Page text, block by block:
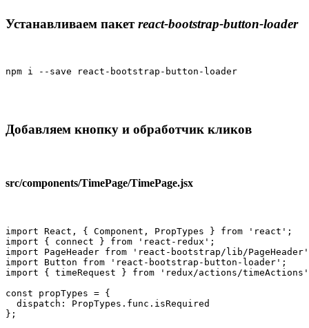
Устанавливаем пакетreact-bootstrap-button-loader
npm i --save react-bootstrap-button-loader
Добавляем кнопку и обработчик кликов
src/components/TimePage/TimePage.jsx
import React, { Component, PropTypes } from 'react';
import { connect } from 'react-redux';
import PageHeader from 'react-bootstrap/lib/
import Button from 'react-bootstrap-button-loader';
import { timeRequest } from 'redux/actions/
const propTypes = {
  dispatch: PropTypes.func.isRequired
};